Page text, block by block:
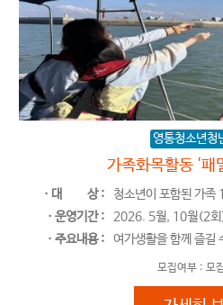
영통청소년청
가족화목활동 '패
ㆍ대 상 :
청소년이 포함된 가족
ㆍ운영기간 :
2026. 5월, 10월(2
ㆍ주요내용 :
여가생활을 함께 즐길
모집여부 : 모